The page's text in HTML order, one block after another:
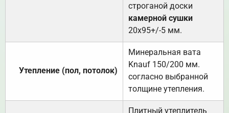
строганой доски
камерной сушки
20х95+/-5 мм.
Утепление (пол, потолок)
Минеральная вата
Knauf 150/200 мм.
согласно выбранной
толщине утепления.
Плитный утеплитель